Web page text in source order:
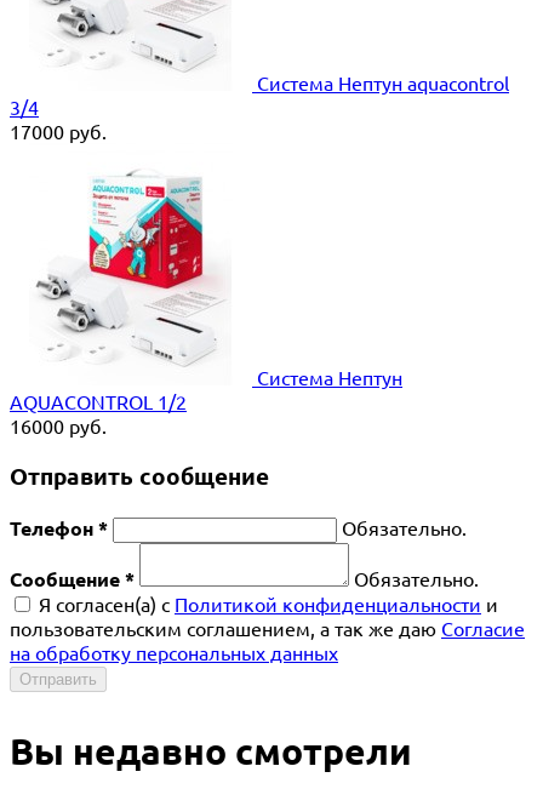
Система Нептун aquacontrol
3/4
17000 руб.
Система Нептун
AQUACONTROL 1/2
16000 руб.
Отправить сообщение
Телефон * Обязательно.
Сообщение *
Обязательно.
Я согласен(a) с Политикой конфиденциальности и
пользовательским соглашением, а так же даю Согласие
на обработку персональных данных
Отправить
Вы недавно смотрели